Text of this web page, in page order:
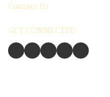
Contact Us
GET CONNECTED